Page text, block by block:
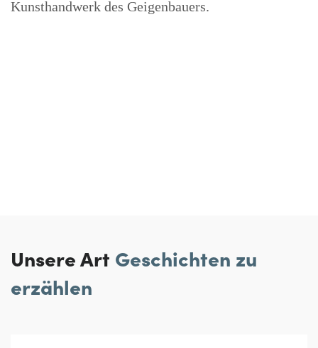
Kunsthandwerk des Geigenbauers.
Unsere Art Geschichten zu
erzählen